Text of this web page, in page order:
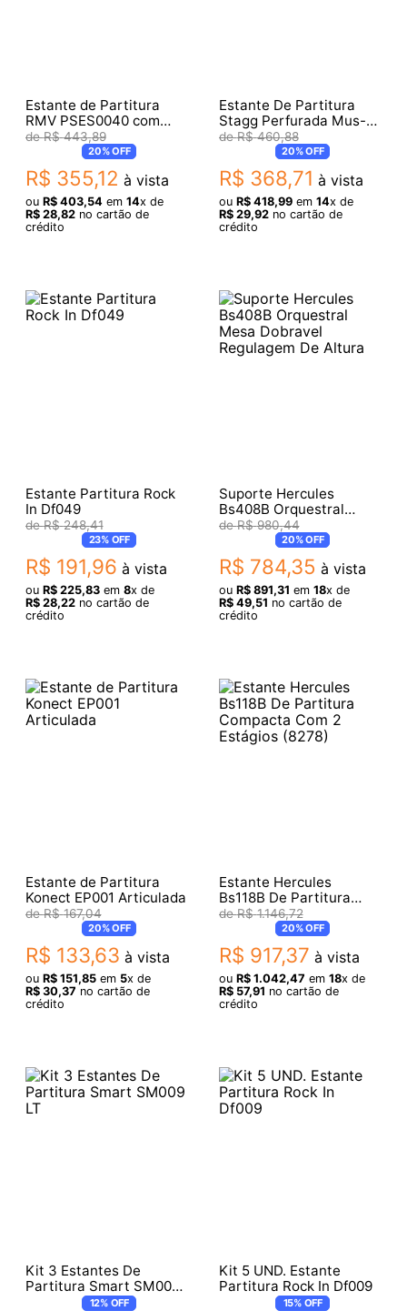
Estante de Partitura
RMV PSES0040 com
Suporte Inferior
R$ 443,89
20%OFF
R$ 355,12 à vista
ou R$ 403,54em 14x de
R$ 28,82no cartão de
crédito
Estante De Partitura
Stagg Perfurada Mus-
C5TR$ 460,88
20%OFF
R$ 368,71 à vista
ou R$ 418,99em 14x de
R$ 29,92no cartão de
crédito
Estante Partitura Rock
In Df049
R$ 248,41
23%OFF
R$ 191,96 à vista
ou R$ 225,83em 8x de
R$ 28,22no cartão de
crédito
Suporte Hercules
Bs408B Orquestral
Mesa Dobravel
Regulagem De Altura
R$ 980,44
20%OFF
R$ 784,35 à vista
ou R$ 891,31 em 18x de
R$ 49,51 no cartão de
crédito
Estante de Partitura
Konect EP001 Articulada
R$ 167,04
20%OFF
R$ 133,63 à vista
ou R$ 151,85em 5x de
R$ 30,37 no cartão de
crédito
Estante Hercules
Bs118B De Partitura
Compacta Com 2
Estágios (8278)
R$ 1.146,72
20%OFF
R$ 917,37 à vista
ou R$ 1.042,47 em 18x de
R$ 57,91 no cartão de
crédito
Kit 3 Estantes De
Partitura Smart SM009
12%OFF
Kit 5 UND. Estante
Partitura Rock In Df009
15%OFF